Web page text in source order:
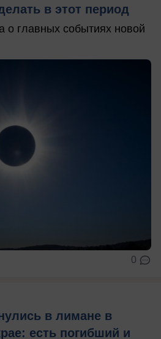
в этот период
о главных событиях новой
0
в лимане в
есть погибший и